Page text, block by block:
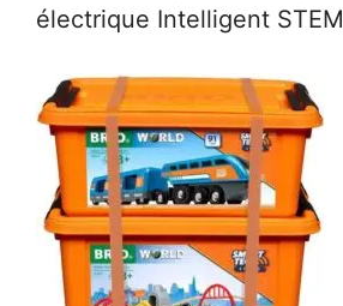
électrique Intelligent STEM